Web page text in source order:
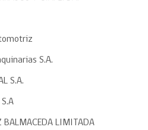
S.A.
S.A.
LIMITADA